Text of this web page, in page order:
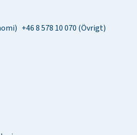
+46 8 578 10 070 (Övrigt)